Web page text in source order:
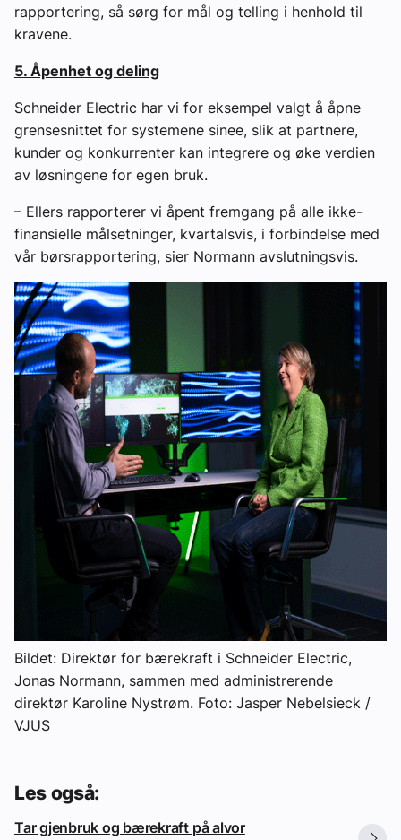
rapportering, så sørg for mål og telling i henhold til
kravene.
5. Åpenhet og deling
Schneider Electric har vi for eksempel valgt å åpne
grensesnittet for systemene sinee, slik at partnere,
kunder og konkurrenter kan integrere og øke verdien
av løsningene for egen bruk.
– Ellers rapporterer vi åpent fremgang på alle ikke-
finansielle målsetninger, kvartalsvis, i forbindelse med
vår børsrapportering, sier Normann avslutningsvis.
Bildet: Direktør for bærekraft i Schneider Electric,
Jonas Normann, sammen med administrerende
direktør Karoline Nystrøm. Foto: Jasper Nebelsieck /
VJUS
Les også:
Tar gjenbruk og bærekraft på alvor